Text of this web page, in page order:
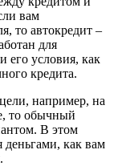
вам
то автокредит –
для
его условия, как
кредита.
например, на
то обычный
В этом
деньгами, как вам